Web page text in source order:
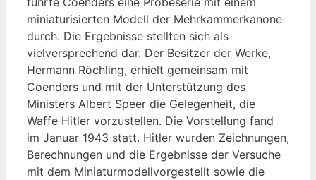
miniaturisierten Modell der Mehrkammerkanone
durch. Die Ergebnisse stellten sich als
vielversprechend dar. Der Besitzer der Werke,
Hermann Röchling, erhielt gemeinsam mit
Coenders und mit der Unterstützung des
Ministers Albert Speer die Gelegenheit, die
Waffe Hitler vorzustellen. Die Vorstellung fand
im Januar 1943 statt. Hitler wurden Zeichnungen,
Berechnungen und die Ergebnisse der Versuche
mit dem Miniaturmodellvorgestellt sowie die